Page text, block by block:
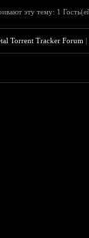
эту тему: 1
Torrent Tracker Forum |